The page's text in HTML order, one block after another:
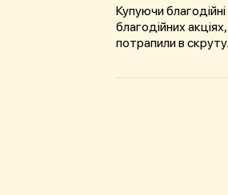
Купуючи
благодійних
потрапили в скруту.